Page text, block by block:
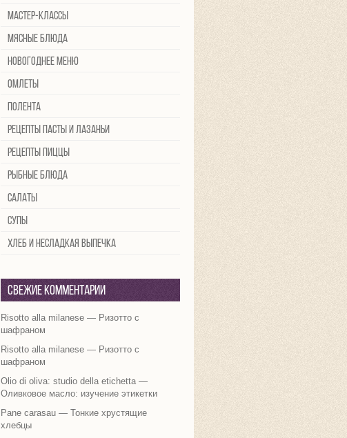
Мастер-классы
Мясные блюда
Новогоднее меню
Омлеты
Полента
Рецепты пасты и лазаньи
Рецепты пиццы
Рыбные блюда
Салаты
Супы
Хлеб и несладкая выпечка
Свежие комментарии
Risotto alla milanese — Ризотто с
шафраном
Risotto alla milanese — Ризотто с
шафраном
Olio di oliva: studio della etichetta —
Оливковое масло: изучение этикетки
Pane carasau — Тонкие хрустящие
хлебцы